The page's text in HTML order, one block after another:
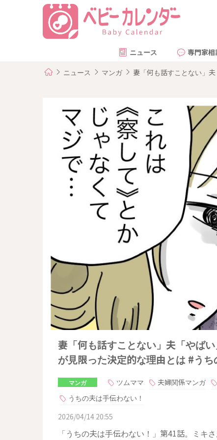
ニュース 専門家相
ニュース マンガ 妻「何も話すことない」
妻「何も話すことない」夫「やば
が見限った決定的な理由とは #う
マンガ ツムママ 夫婦関係マンガ
うちの夫は手伝わない！
2026/04/14 20:55
「うちの夫は手伝わない！」第41話。ミキ